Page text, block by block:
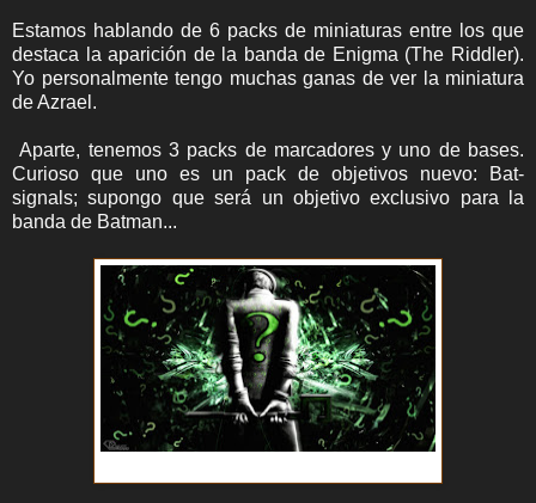
Estamos hablando de 6 packs de miniaturas entre los que
destaca la aparición de la banda de Enigma (The Riddler).
Yo personalmente tengo muchas ganas de ver la miniatura
de Azrael.
Aparte, tenemos 3 packs de marcadores y uno de bases.
Curioso que uno es un pack de objetivos nuevo: Bat-
signals; supongo que será un objetivo exclusivo para la
banda de Batman...